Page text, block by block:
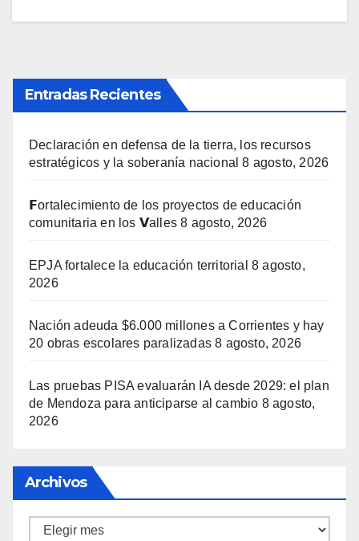
Entradas Recientes
Declaración en defensa de la tierra, los recursos
estratégicos y la soberanía nacional 8 agosto, 2026
𝗙ortalecimiento de los proyectos de educación
comunitaria en los 𝗩alles 8 agosto, 2026
EPJA fortalece la educación territorial 8 agosto,
2026
Nación adeuda $6.000 millones a Corrientes y hay
20 obras escolares paralizadas 8 agosto, 2026
Las pruebas PISA evaluarán IA desde 2029: el plan
de Mendoza para anticiparse al cambio 8 agosto,
2026
Archivos
Archivos